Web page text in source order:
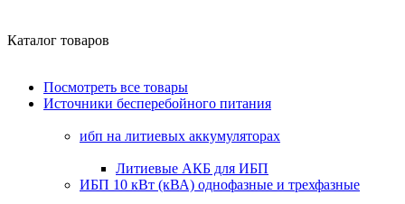
Каталог товаров
Посмотреть все товары
Источники бесперебойного питания
ибп на литиевых аккумуляторах
Литиевые АКБ для ИБП
ИБП 10 кВт (кВА) однофазные и трехфазные